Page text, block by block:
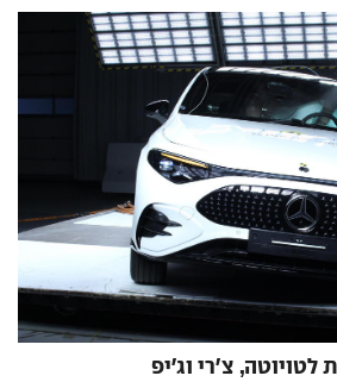
לטויוטה, צ'רי וג'יפ